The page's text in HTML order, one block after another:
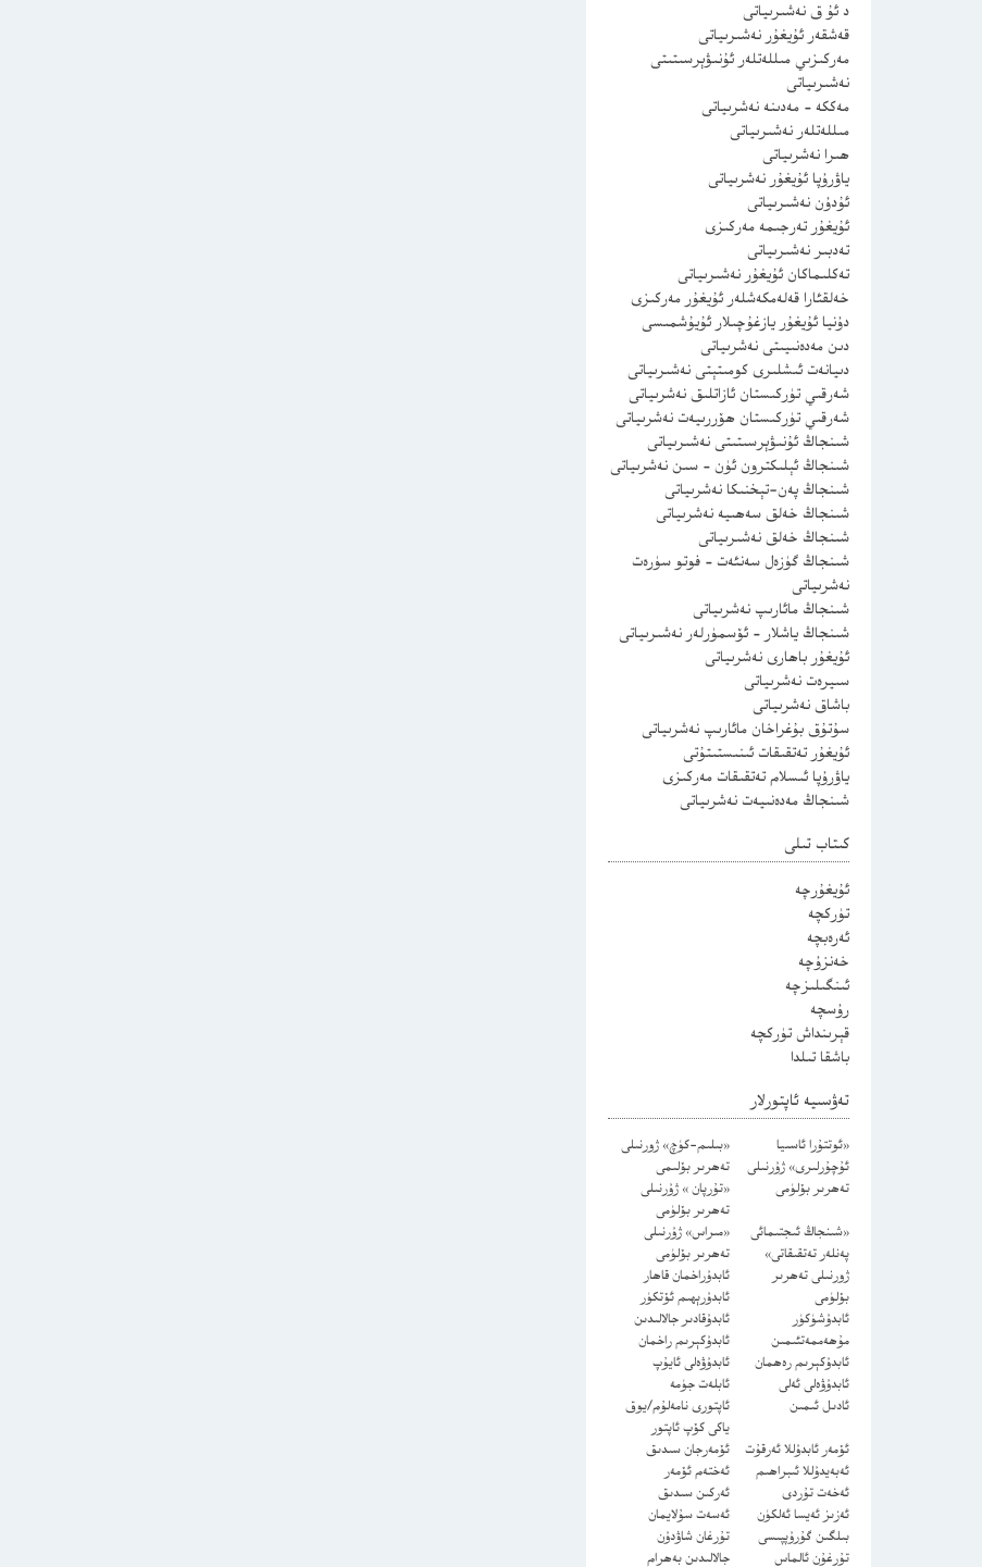
د ئۇ ق نەشىرىياتى
قەشقەر ئۇيغۇر نەشىرىياتى
مەركىزىي مىللەتلەر ئۇنىۋېرسىتىتى
نەشىرىياتى
مەككە – مەدىنە نەشرىياتى
مىللەتلەر نەشىرىياتى
ھىرا نەشرىياتى
ياۋرۇپا ئۇيغۇر نەشرىياتى
ئۇدۇن نەشىرىياتى
ئۇيغۇر تەرجىمە مەركىزى
تەدبىر نەشىرىياتى
تەكلىماكان ئۇيغۇر نەشىرىياتى
خەلقئارا قەلەمكەشلەر ئۇيغۇر مەركىزى
دۇنيا ئۇيغۇر يازغۇچىلار ئۇيۇشمىسى
دىن مەدەنىيىتى نەشرىياتى
دىيانەت ئىشلىرى كومىتېتى نەشىرىياتى
شەرقىي تۈركىستان ئازاتلىق نەشرىياتى
شەرقىي تۈركىستان ھۆررىيەت نەشرىياتى
شىنجاڭ ئۇنىۋېرسىتىتى نەشىرىياتى
شىنجاڭ ئېلىكترون ئۈن – سىن نەشرىياتى
شىنجاڭ پەن-تېخنىكا نەشرىياتى
شىنجاڭ خەلق سەھىيە نەشرىياتى
شىنجاڭ خەلق نەشىرىياتى
شىنجاڭ گۈزەل سەنئەت – فوتو سۈرەت
نەشرىياتى
شىنجاڭ مائارىپ نەشرىياتى
شىنجاڭ ياشلار – ئۆسمۈرلەر نەشىرىياتى
ئۇيغۇر باھارى نەشرىياتى
سىيرەت نەشرىياتى
باشاق نەشرىياتى
سۇتۇق بۇغراخان مائارىپ نەشرىياتى
ئۇيغۇر تەتقىقات ئىنىستىتۇتى
ياۋرۇپا ئىسلام تەتقىقات مەركىزى
شىنجاڭ مەدەنىيەت نەشرىياتى
كىتاب تىلى
ئۇيغۇرچە
تۈركچە
ئەرەبچە
خەنزۇچە
ئىنگىلىزچە
رۇسچە
قېرىنداش تۈركچە
باشقا تىلدا
تەۋسىيە ئاپتورلار
«ئوتتۇرا ئاسىيا
ئۇچۇرلىرى» ژۇرنىلى
تەھرىر بۆلۈمى
«بىلىم-كۈچ» ژورنىلى
تەھرىر بۆلىمى
«تۇرپان » ژۇرنىلى
تەھرىر بۆلۈمى
«شىنجاڭ ئىجتىمائى
پەنلەر تەتقىقاتى»
ژورنىلى تەھرىر
بۆلۈمى
«مىراس» ژۇرنىلى
تەھرىر بۆلۈمى
ئابدۇراخمان قاھار
ئابدۇرېھىم ئۆتكۈر
ئابدۇشۈكۈر
مۇھەممەتئىمىن
ئابدۇقادىر جالالىدىن
ئابدۇكېرىم راخمان
ئابدۇكېرىم رەھمان
ئابدۇۋەلى ئايۇپ
ئابدۇۋەلى ئەلى
ئابلەت جۈمە
ئادىل ئىمىن
ئاپتورى نامەلۇم/يوق
ياكى كۆپ ئاپتور
ئۆمەر ئابدۇللا ئەرقۇت
ئۆمەرجان سىدىق
ئەبەيدۇللا ئىبراھىم
ئەختەم ئۆمەر
ئەخەت تۇردى
ئەركىن سىدىق
ئەزىز ئەيسا ئەلكۈن
ئەسەت سۇلايمان
بىلگىن گۇرۇپپىسى
تۇرغان شاۋدۇن
تۇرغۇن ئالماس
جالالىدىن بەھرام